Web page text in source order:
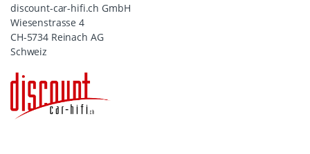
discount-car-hifi.ch GmbH
Wiesenstrasse 4
CH-5734 Reinach AG
Schweiz